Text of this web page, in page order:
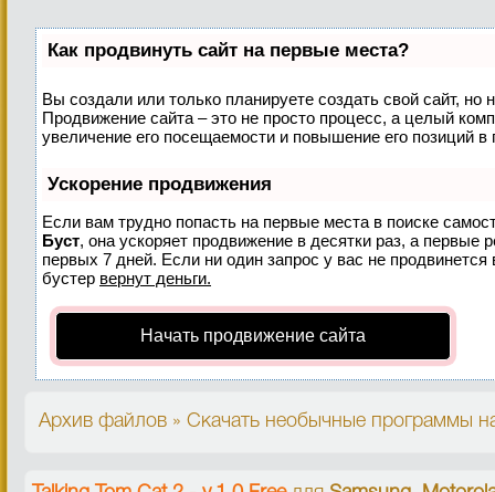
Как продвинуть сайт на первые места?
Вы создали или только планируете создать свой сайт, но
Продвижение сайта – это не просто процесс, а целый
увеличение его посещаемости и повышение его позиций в
Ускорение продвижения
Если вам трудно попасть на первые места в поиске
Буст, она ускоряет продвижение в десятки раз, а первые
первых 7 дней. Если ни один запрос у вас не
бустер вернут деньги.
Начать продвижение сайта
Архив файлов » Скачать необычные программы